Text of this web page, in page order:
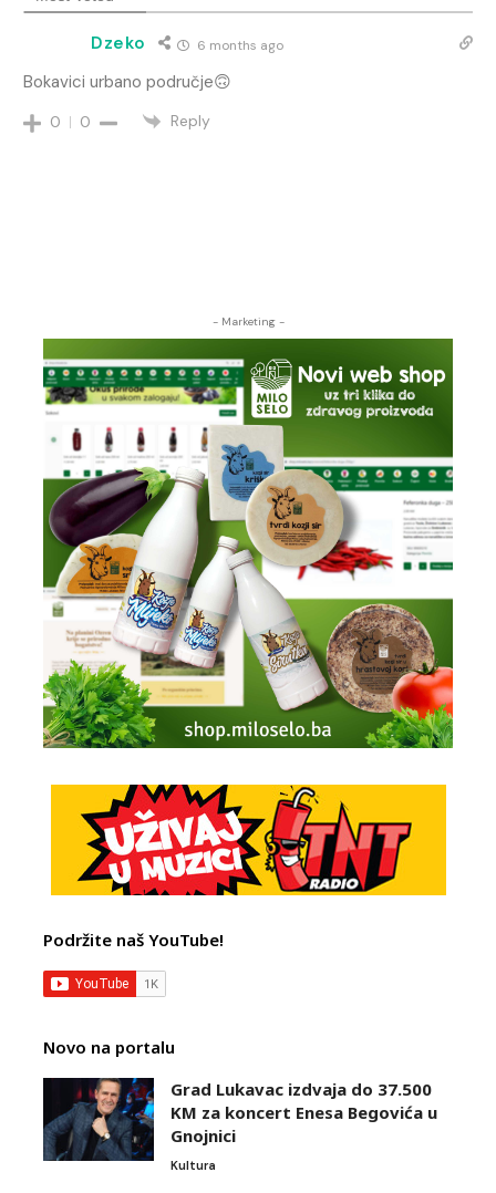
Dzeko 6 months ago
Bokavici urbano područje🙃
0 0 Reply
- Marketing -
Podržite naš YouTube!
Novo na portalu
Grad Lukavac izdvaja do 37.500
KM za koncert Enesa Begovića u
Gnojnici
Kultura